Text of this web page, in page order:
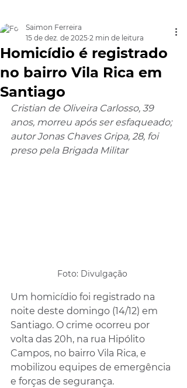
Homicídio é registrado
no bairro Vila Rica em
Santiago
Saimon Ferreira
15 de dez. de 2025 2 min de leitura
Cristian de Oliveira Carlosso, 39
anos, morreu após ser esfaqueado;
autor Jonas Chaves Gripa, 28, foi
preso pela Brigada Militar
Foto: Divulgação
Um homicídio foi registrado na
noite deste domingo (14/12) em
Santiago. O crime ocorreu por
volta das 20h, na rua Hipólito
Campos, no bairro Vila Rica, e
mobilizou equipes de emergência
e forças de segurança.